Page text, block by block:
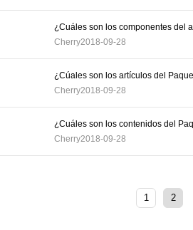
¿Cuáles son los componentes del
Cherry2018-09-28
¿Cúales son los artículos del
Cherry2018-09-28
¿Cuáles son los contenidos del
Cherry2018-09-28
1 2